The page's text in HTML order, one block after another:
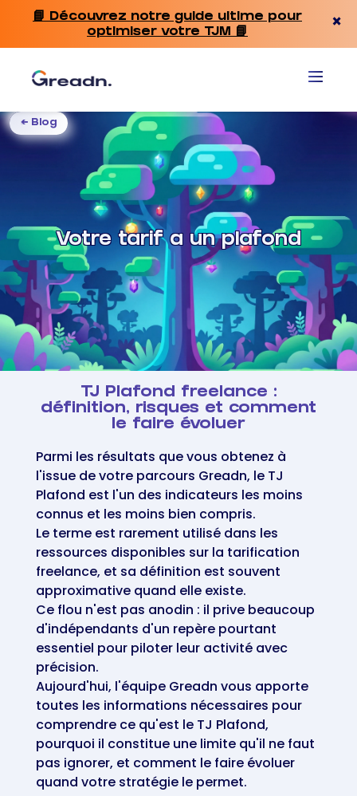
📘 Découvrez notre guide ultime pour
optimiser votre TJM 📘
×
← Blog
Votre tarif a un plafond
TJ Plafond freelance :
définition, risques et comment
le faire évoluer
Parmi les résultats que vous obtenez à
l'issue de votre parcours Greadn, le TJ
Plafond est l'un des indicateurs les moins
connus et les moins bien compris.
Le terme est rarement utilisé dans les
ressources disponibles sur la tarification
freelance, et sa définition est souvent
approximative quand elle existe.
Ce flou n'est pas anodin : il prive beaucoup
d'indépendants d'un repère pourtant
essentiel pour piloter leur activité avec
précision.
Aujourd'hui, l'équipe Greadn vous apporte
toutes les informations nécessaires pour
comprendre ce qu'est le TJ Plafond,
pourquoi il constitue une limite qu'il ne faut
pas ignorer, et comment le faire évoluer
quand votre stratégie le permet.